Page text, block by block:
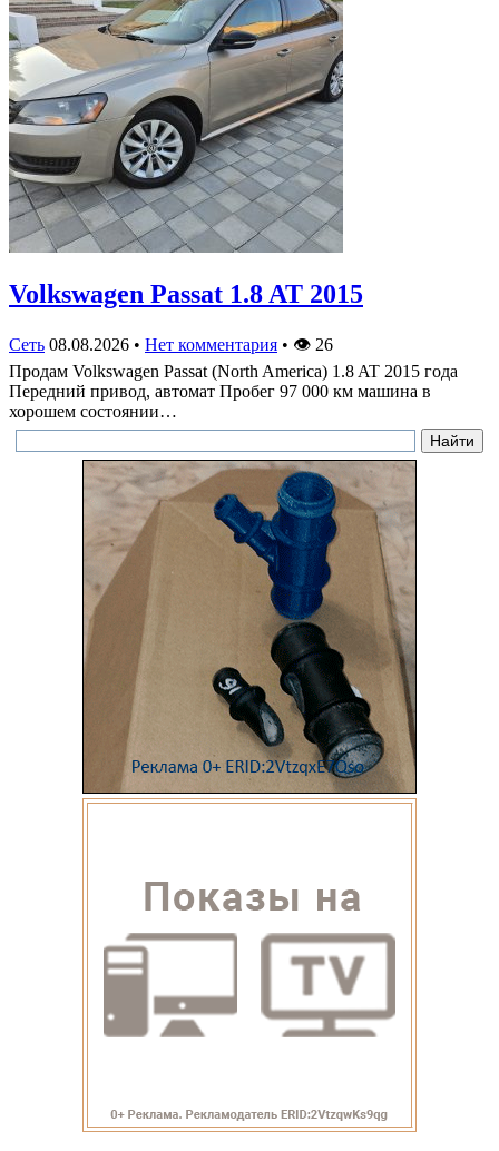
Volkswagen Passat 1.8 AT 2015
Сеть 08.08.2026 • Нет комментария • 👁 26
Продам Volkswagen Passat (North America) 1.8 AT 2015 года
Передний привод, автомат Пробег 97 000 км машина в
хорошем состоянии…